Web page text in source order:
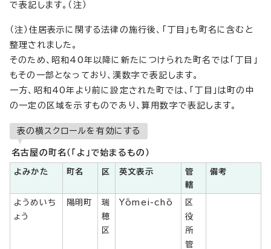
で表記します。（注）
（注）住居表示に関する法律の施行後、「丁目」も町名に含むと
整理されました。
そのため、昭和40年以降に新たにつけられた町名では「丁目」
もその一部となっており、漢数字で表記します。
一方、昭和40年より前に設定された町では、「丁目」は町の中
の一定の区域を示すものであり、算用数字で表記します。
表の横スクロールを有効にする
名古屋の町名（「よ」で始まるもの）
よみかた 町名 区 英文表示
管
轄
備考
ようめいち
ょう
陽明町
瑞
穂
区
Yōmei-chō
区
役
所
管